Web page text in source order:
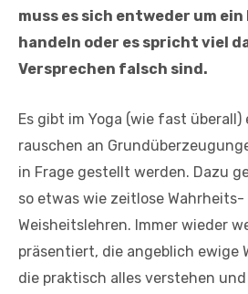
muss es sich entweder um
handeln oder es spricht viel
Versprechen falsch sind.
Es gibt im Yoga (wie fast
rauschen an
in Frage gestellt werden. Dazu
so etwas wie zeitlose Wahrheits-
Weisheitslehren. Immer wieder
präsentiert, die angeblich ewige
die praktisch alles verstehen